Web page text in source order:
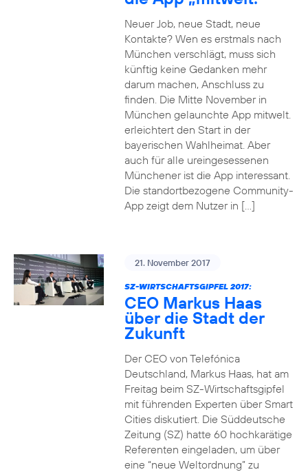
Neuer Job, neue Stadt, neue
Kontakte? Wen es erstmals nach
München verschlägt, muss sich
künftig keine Gedanken mehr
darum machen, Anschluss zu
finden. Die Mitte November in
München gelaunchte App mitwelt.
erleichtert den Start in der
bayerischen Wahlheimat. Aber
auch für alle ureingesessenen
Münchener ist die App interessant.
Die standortbezogene Community-
App zeigt dem Nutzer in […]
21. November 2017
SZ-WIRTSCHAFTSGIPFEL 2017:
CEO Markus Haas
über die Stadt der
Zukunft
Der CEO von Telefónica
Deutschland, Markus Haas, hat am
Freitag beim SZ-Wirtschaftsgipfel
mit führenden Experten über Smart
Cities diskutiert. Die Süddeutsche
Zeitung (SZ) hatte 60 hochkarätige
Referenten eingeladen, um über
eine “neue Weltordnung” zu